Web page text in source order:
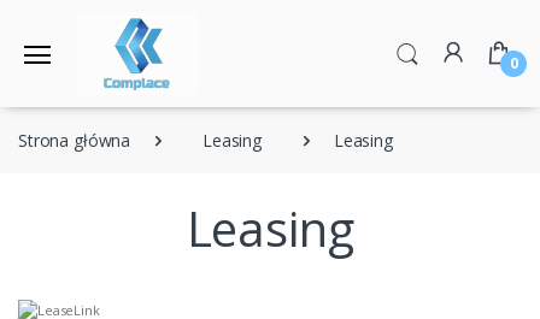
0
Strona główna Leasing Leasing
Leasing